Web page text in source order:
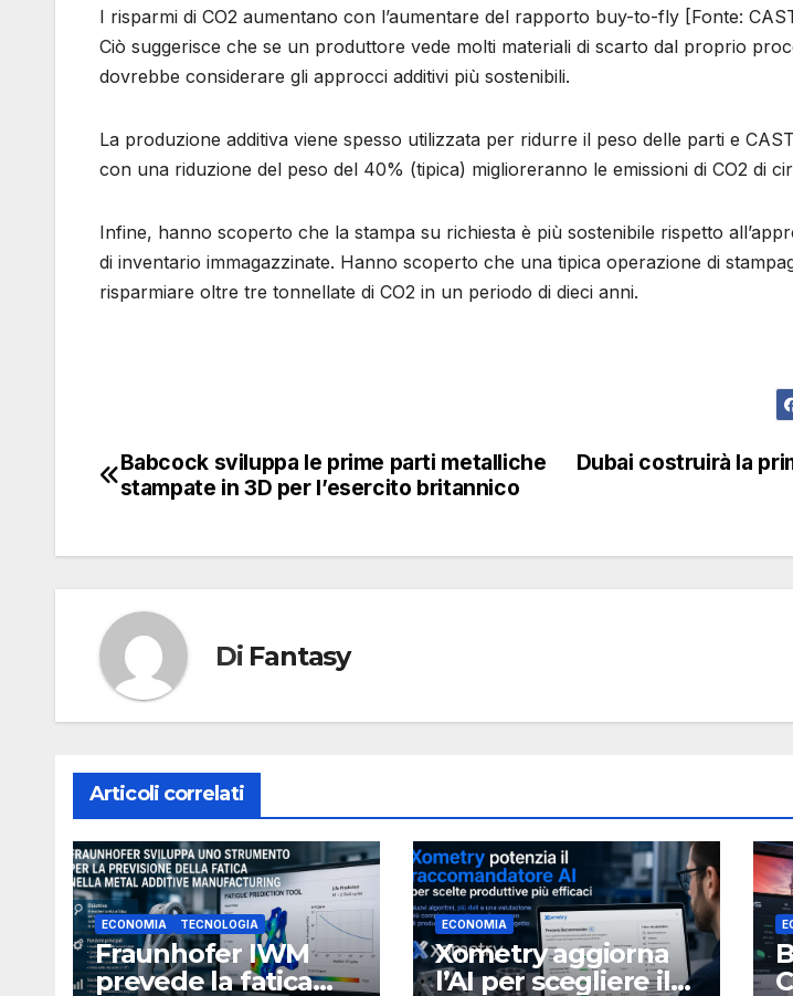
I risparmi di CO2 aumentano con l’aumentare del rapporto buy-to-fly [Fonte:
Ciò suggerisce che se un produttore vede molti materiali di scarto dal proprio
dovrebbe considerare gli approcci additivi più sostenibili.
La produzione additiva viene spesso utilizzata per ridurre il peso delle parti e
con una riduzione del peso del 40% (tipica) miglioreranno le emissioni di CO2 di
Infine, hanno scoperto che la stampa su richiesta è più sostenibile rispetto
di inventario immagazzinate. Hanno scoperto che una tipica operazione di
risparmiare oltre tre tonnellate di CO2 in un periodo di dieci anni.
Navigazione
Dubai costruirà la
Babcock sviluppa le prime parti metalliche
stampate in 3D per l’esercito britannico
Di Fantasy
Articoli correlati
ECONOMIA TECNOLOGIA
Fraunhofer IWM
prevede la fatica
ECONOMIA
Xometry aggiorna
l’AI per scegliere il